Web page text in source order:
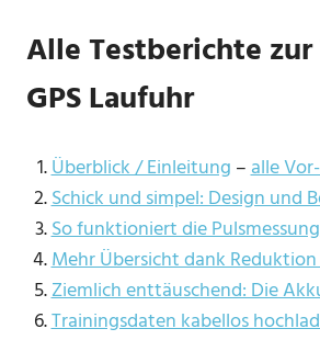
Alle Testberichte
GPS Laufuhr
Überblick / Einleitung –alle
Schick und simpel: Design und
So funktioniert die
Mehr Übersicht dank
Ziemlich enttäuschend: Die
Trainingsdaten kabellos